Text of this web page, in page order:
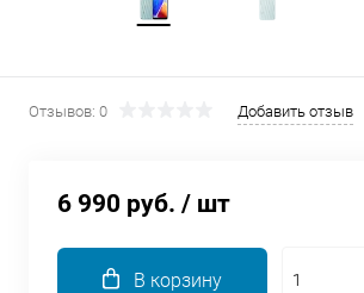
Отзывов: 0 Добавить отзыв
6 990 руб. / шт
В корзину
plait.ru